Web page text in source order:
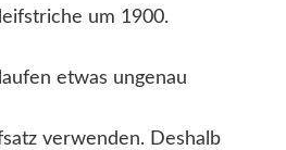
um 1900.
etwas ungenau
verwenden. Deshalb